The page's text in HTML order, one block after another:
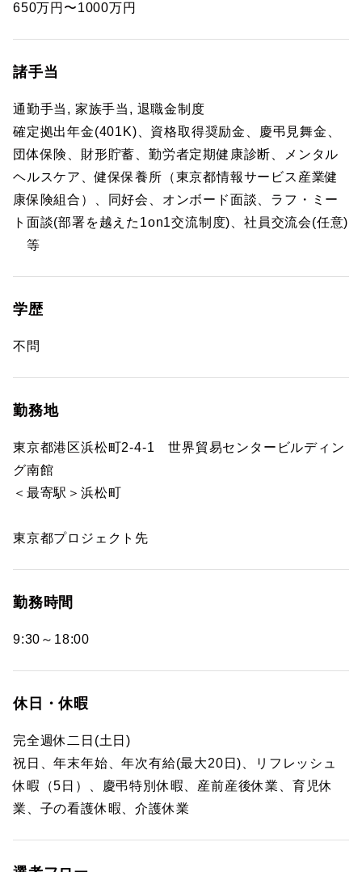
650万円〜1000万円
諸手当
通勤手当, 家族手当, 退職金制度
確定拠出年金(401K)、資格取得奨励金、慶弔見舞金、
団体保険、財形貯蓄、勤労者定期健康診断、メンタル
ヘルスケア、健保保養所（東京都情報サービス産業健
康保険組合）、同好会、オンボード面談、ラフ・ミー
ト面談(部署を越えた1on1交流制度)、社員交流会(任意)
等
学歴
不問
勤務地
東京都港区浜松町2-4-1 世界貿易センタービルディン
グ南館
＜最寄駅＞浜松町
東京都プロジェクト先
勤務時間
9:30～18:00
休日・休暇
完全週休二日(土日)
祝日、年末年始、年次有給(最大20日)、リフレッシュ
休暇（5日）、慶弔特別休暇、産前産後休業、育児休
業、子の看護休暇、介護休業